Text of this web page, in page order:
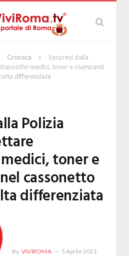
Cronaca »
Sorpresi dalla
medici, toner e stampanti
differenziata
Polizia
toner e
cassonetto
differenziata
By VIVIROMA 5 Aprile 2021